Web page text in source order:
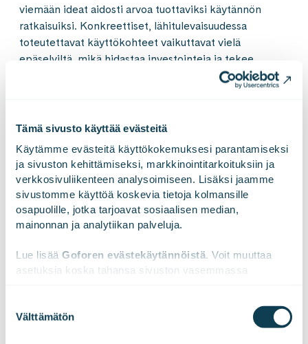
Tämä sivusto käyttää evästeitä
Käytämme evästeitä käyttökokemuksesi parantamiseksi
ja sivuston kehittämiseksi, markkinointitarkoituksiin ja
verkkosivuliikenteen analysoimiseen. Lisäksi jaamme
sivustomme käyttöä koskevia tietoja kolmansille
osapuolille, jotka tarjoavat sosiaalisen median,
mainonnan ja analytiikan palveluja.
Lue lisää Goforen evästekäytännöistä. Voit muuttaa
asetuksia koska tahansa sivuston vasemmassa
valinta
Välttämätön
viemään ideat aidosti arvoa tuottaviksi käytännön
ratkaisuiksi. Konkreettiset, lähitulevaisuudessa
toteutettavat käyttökohteet vaikuttavat vielä
epäselviltä, mikä hidastaa investointeja ja tekee
implementaatiomatkan käynnistämisestä kankeaa.
Ilman elinkaariajattelua
tekoälystä tulee nopeasti
teknistä velkaa, jonka ylläpito
syö ne hyödyt, joita sen piti
tuoda.
versio, vaan se, mitä tapahtuu sen
jälkeen. Miten ratkaisuja ylläpidetään ja päivitetään,